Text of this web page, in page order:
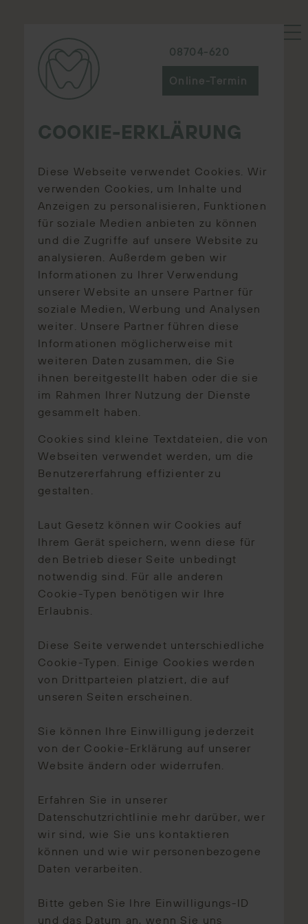
08704-620
Online-Termin
COOKIE-ERKLÄRUNG
Diese Webseite verwendet Cookies. Wir
verwenden Cookies, um Inhalte und
Anzeigen zu personalisieren, Funktionen
für soziale Medien anbieten zu können
und die Zugriffe auf unsere Website zu
analysieren. Außerdem geben wir
Informationen zu Ihrer Verwendung
unserer Website an unsere Partner für
soziale Medien, Werbung und Analysen
weiter. Unsere Partner führen diese
Informationen möglicherweise mit
weiteren Daten zusammen, die Sie
ihnen bereitgestellt haben oder die sie
im Rahmen Ihrer Nutzung der Dienste
gesammelt haben.
Cookies sind kleine Textdateien, die von
Webseiten verwendet werden, um die
Benutzererfahrung effizienter zu
gestalten.
Laut Gesetz können wir Cookies auf
Ihrem Gerät speichern, wenn diese für
den Betrieb dieser Seite unbedingt
notwendig sind. Für alle anderen
Cookie-Typen benötigen wir Ihre
Erlaubnis.
Diese Seite verwendet unterschiedliche
Cookie-Typen. Einige Cookies werden
von Drittparteien platziert, die auf
unseren Seiten erscheinen.
Sie können Ihre Einwilligung jederzeit
von der Cookie-Erklärung auf unserer
Website ändern oder widerrufen.
Erfahren Sie in unserer
Datenschutzrichtlinie mehr darüber, wer
wir sind, wie Sie uns kontaktieren
können und wie wir personenbezogene
Daten verarbeiten.
Bitte geben Sie Ihre Einwilligungs-ID
und das Datum an, wenn Sie uns